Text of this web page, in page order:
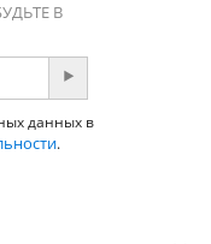
В
данных в
.